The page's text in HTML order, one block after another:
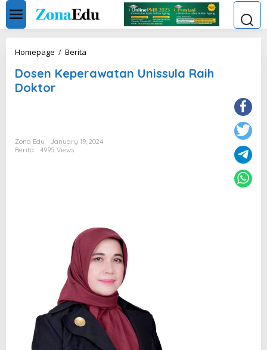
Skip
content
Homepage / Berita
Unissula
Dosen Keperawatan Unissula Raih
Doktor
Zona Edu
January 19, 2024
Berita
4995 Views